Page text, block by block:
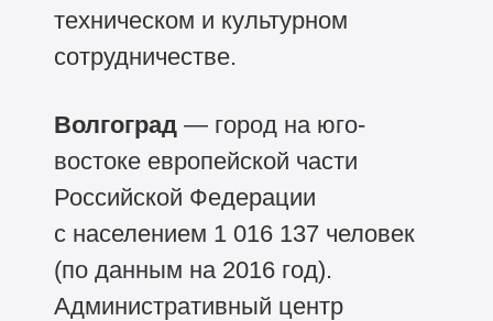
техническом и культурном
сотрудничестве.
Волгоград— город на юго-
востоке европейской части
Российской Федерации
с населением 1 016 137 человек
(по данным на 2016 год).
Административный центр